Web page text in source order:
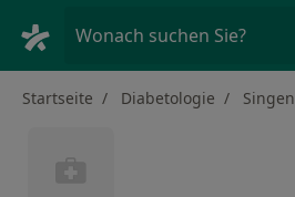
Wonach suchen Sie?
Startseite Diabetologie Singen